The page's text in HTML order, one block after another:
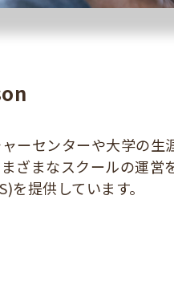
ーセンターや大学の生
ざまなスクールの運営
を提供しています。